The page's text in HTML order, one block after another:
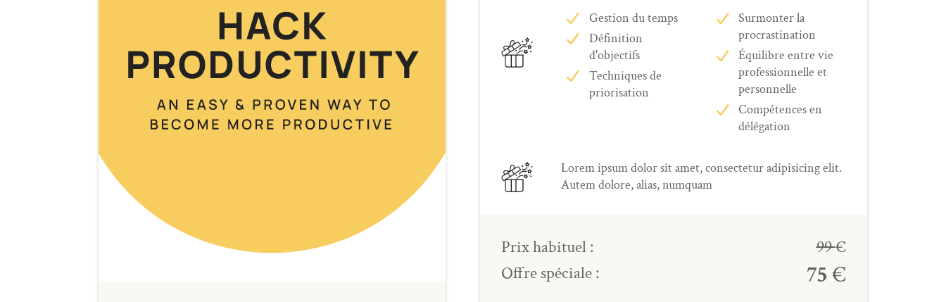
Gestion du temps
Définition
d'objectifs
Techniques de
priorisation
Surmonter la
procrastination
Équilibre entre vie
professionnelle et
personnelle
Compétences en
délégation
Lorem ipsum dolor sit amet, consectetur adipisicing elit.
Autem dolore, alias, numquam
Prix habituel : 99€
Offre spéciale :
75€